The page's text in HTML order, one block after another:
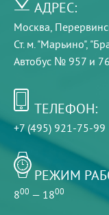
АДРЕС:
Москва,
Ст. м. "Марьино",
Автобус № 957 и
ТЕЛЕФОН:
+7 (495) 921-75-99
РЕЖИМ
800 — 1800